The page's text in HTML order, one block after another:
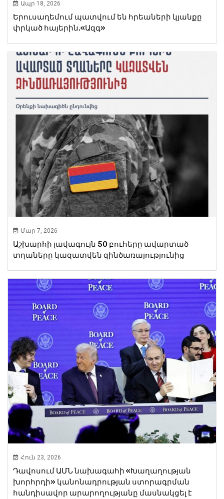
Ապր 18, 2026
Երուսաղեմում պատվում են հրեաների կյանքը
փրկած հայերին.«Ազգ»
Մար 7, 2026
Աշխարհի լավագույն 50 բուհերը ավարտած
տղաները կազատվեն զինծառայությունից
Հուն 23, 2026
Դավոսում ԱՄՆ նախագահի «Խաղաղության
խորհրդի» կանոնադրության ստորագրման
հանդիսավոր արարողությանը մասնակցել է